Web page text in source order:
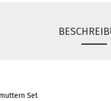
Set